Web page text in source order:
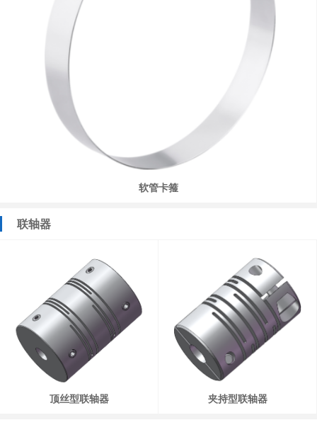
软管卡箍
联轴器
顶丝型联轴器 夹持型联轴器